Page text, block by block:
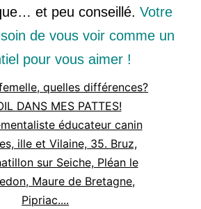
et peu conseillé. Votre
de vous voir comme un
pour vous aimer !